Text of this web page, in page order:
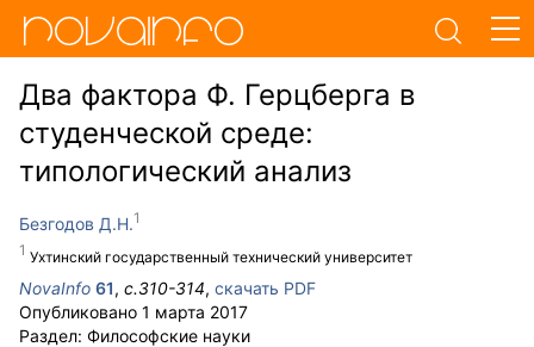
Два фактора Ф. Герцберга в
студенческой среде:
типологический анализ
Безгодов Д.Н.
Ухтинский государственный технический университет
NovaInfo 61, с.310-314, скачать PDF
Опубликовано 1 марта 2017
Раздел: Философские науки